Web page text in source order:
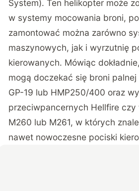
System). Ten helikopter może
w systemy mocowania broni,
zamontować można zarówno
maszynowych, jak i wyrzutnię
kierowanych. Mówiąc
mogą doczekać się broni palnej
GP-19 lub HMP250/400 oraz
przeciwpancernych Hellfire
M260 lub M261, w których
nawet nowoczesne pociski